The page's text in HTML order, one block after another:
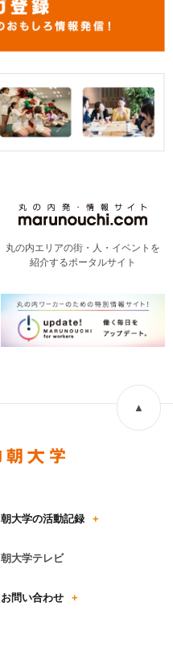
丸の内エリアの街・人・イベントを
紹介するポータルサイト
▲
朝大学の活動記録 +
朝大学テレビ
お問い合わせ +